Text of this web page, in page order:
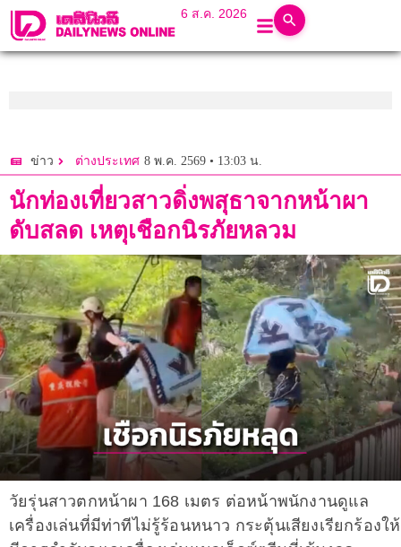
6 ส.ค. 2026
ข่าว ต่างประเทศ 8 พ.ค. 2569 • 13:03 น.
นักท่องเที่ยวสาวดิ่งพสุธาจากหน้าผา
ดับสลด เหตุเชือกนิรภัยหลวม
วัยรุ่นสาวตกหน้าผา 168 เมตร ต่อหน้าพนักงานดูแล
เครื่องเล่นที่มีท่าทีไม่รู้ร้อนหนาว กระตุ้นเสียงเรียกร้องให้